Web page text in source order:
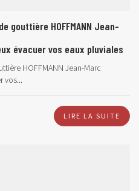
gouttière HOFFMANN Jean-
évacuer vos eaux pluviales
HOFFMANN Jean-Marc
vos...
LIRE LA SUITE